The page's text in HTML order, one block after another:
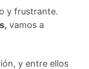
y frustrante.
vamos a
y entre ellos